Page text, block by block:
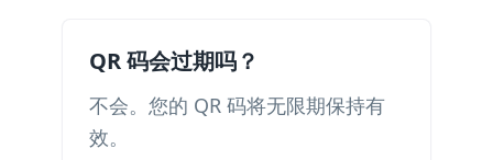
QR 码会过期吗？
不会。您的 QR 码将无限期保持有
效。